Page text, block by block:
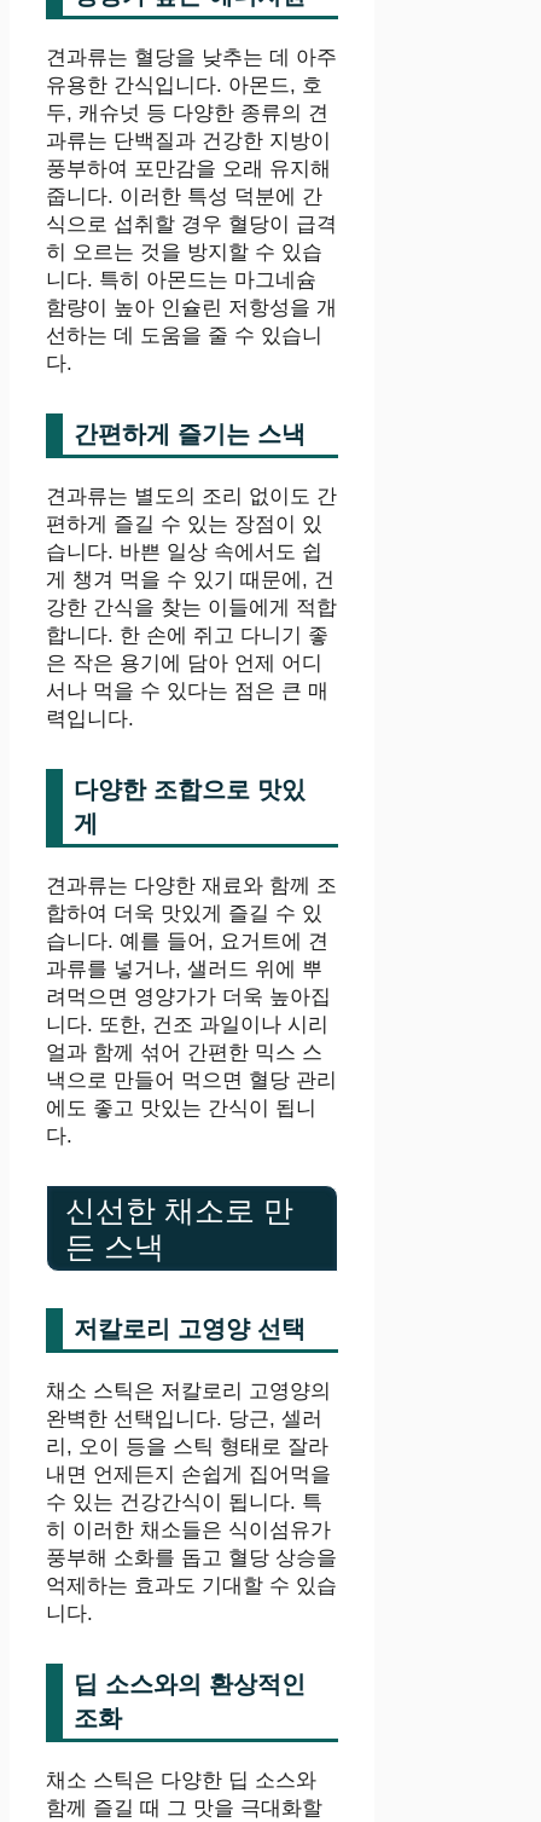
견과류는 혈당을 낮추는 데 아주
유용한 간식입니다. 아몬드, 호
두, 캐슈넛 등 다양한 종류의 견
과류는 단백질과 건강한 지방이
풍부하여 포만감을 오래 유지해
줍니다. 이러한 특성 덕분에 간
식으로 섭취할 경우 혈당이 급격
히 오르는 것을 방지할 수 있습
니다. 특히 아몬드는 마그네슘
함량이 높아 인슐린 저항성을 개
선하는 데 도움을 줄 수 있습니
다.
간편하게 즐기는 스낵
견과류는 별도의 조리 없이도 간
편하게 즐길 수 있는 장점이 있
습니다. 바쁜 일상 속에서도 쉽
게 챙겨 먹을 수 있기 때문에, 건
강한 간식을 찾는 이들에게 적합
합니다. 한 손에 쥐고 다니기 좋
은 작은 용기에 담아 언제 어디
서나 먹을 수 있다는 점은 큰 매
력입니다.
다양한 조합으로 맛있
게
견과류는 다양한 재료와 함께 조
합하여 더욱 맛있게 즐길 수 있
습니다. 예를 들어, 요거트에 견
과류를 넣거나, 샐러드 위에 뿌
려먹으면 영양가가 더욱 높아집
니다. 또한, 건조 과일이나 시리
얼과 함께 섞어 간편한 믹스 스
낵으로 만들어 먹으면 혈당 관리
에도 좋고 맛있는 간식이 됩니
다.
신선한 채소로 만
든 스낵
저칼로리 고영양 선택
채소 스틱은 저칼로리 고영양의
완벽한 선택입니다. 당근, 셀러
리, 오이 등을 스틱 형태로 잘라
내면 언제든지 손쉽게 집어먹을
수 있는 건강간식이 됩니다. 특
히 이러한 채소들은 식이섬유가
풍부해 소화를 돕고 혈당 상승을
억제하는 효과도 기대할 수 있습
니다.
딥 소스와의 환상적인
조화
채소 스틱은 다양한 딥 소스와
함께 즐길 때 그 맛을 극대화할